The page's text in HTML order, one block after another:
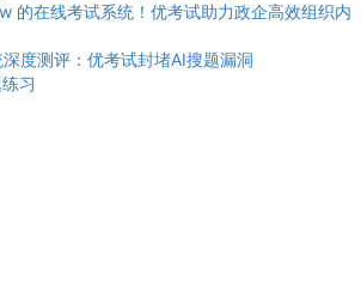
的在线考试系统！优考试助力政企高效组织内
度测评：优考试封堵AI搜题漏洞
习